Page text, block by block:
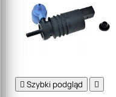
 Szybki podgląd 